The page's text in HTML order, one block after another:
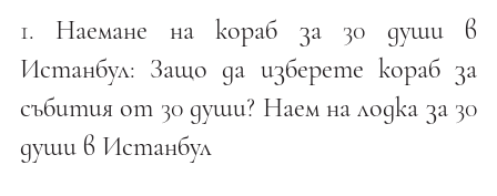
1. Наемане на кораб за 30 души в
Истанбул: Защо да изберете кораб за
събития от 30 души? Наем на лодка за 30
души в Истанбул